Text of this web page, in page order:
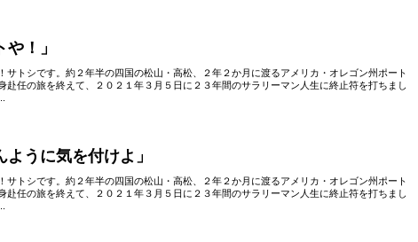
や！」
サトシです。約２年半の四国の松山・高松、２年２か月に渡るアメリカ・オレゴン州ポート
赴任の旅を終えて、２０２１年３月５日に２３年間のサラリーマン人生に終止符を打ちまし
ように気を付けよ」
サトシです。約２年半の四国の松山・高松、２年２か月に渡るアメリカ・オレゴン州ポート
赴任の旅を終えて、２０２１年３月５日に２３年間のサラリーマン人生に終止符を打ちまし